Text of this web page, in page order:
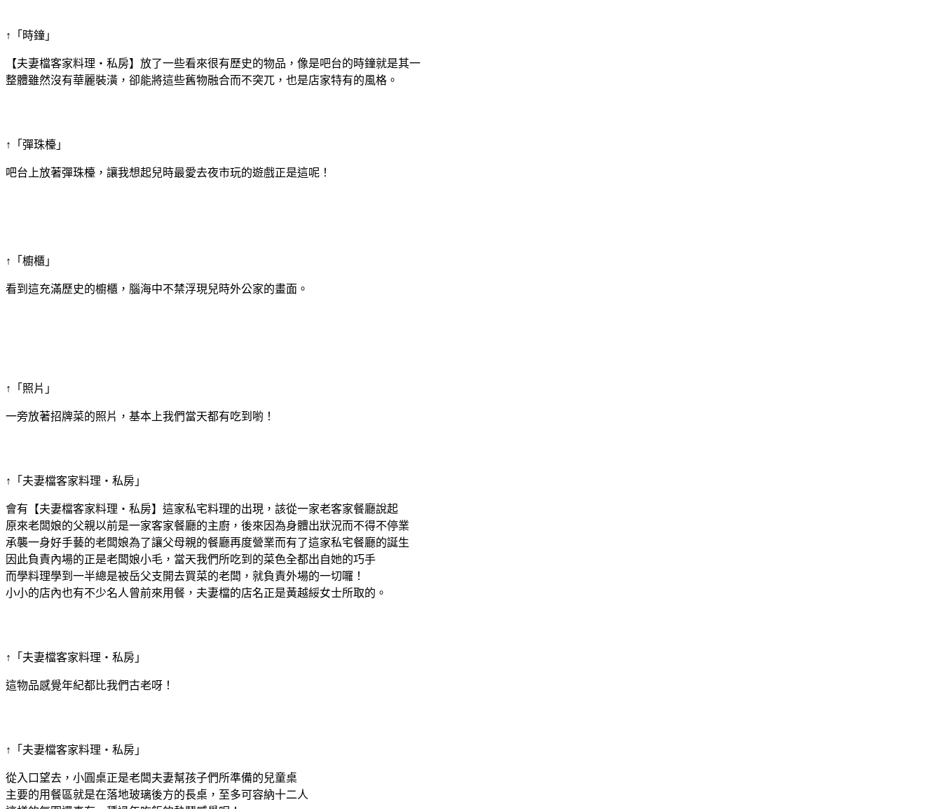
↑「時鐘」
【夫妻檔客家料理‧私房】放了一些看來很有歷史的物品，像是吧台的時鐘就是其一
整體雖然沒有華麗裝潢，卻能將這些舊物融合而不突兀，也是店家特有的風格。
↑「彈珠檯」
吧台上放著彈珠檯，讓我想起兒時最愛去夜市玩的遊戲正是這呢！
↑「櫥櫃」
看到這充滿歷史的櫥櫃，腦海中不禁浮現兒時外公家的畫面。
↑「照片」
一旁放著招牌菜的照片，基本上我們當天都有吃到喲！
↑「夫妻檔客家料理‧私房」
會有【夫妻檔客家料理‧私房】這家私宅料理的出現，該從一家老客家餐廳說起
原來老闆娘的父親以前是一家客家餐廳的主廚，後來因為身體出狀況而不得不停業
承襲一身好手藝的老闆娘為了讓父母親的餐廳再度營業而有了這家私宅餐廳的誕生
因此負責內場的正是老闆娘小毛，當天我們所吃到的菜色全都出自她的巧手
而學料理學到一半總是被岳父支開去買菜的老闆，就負責外場的一切囉！
小小的店內也有不少名人曾前來用餐，夫妻檔的店名正是黃越綏女士所取的。
↑「夫妻檔客家料理‧私房」
這物品感覺年紀都比我們古老呀！
↑「夫妻檔客家料理‧私房」
從入口望去，小圓桌正是老闆夫妻幫孩子們所準備的兒童桌
主要的用餐區就是在落地玻璃後方的長桌，至多可容納十二人